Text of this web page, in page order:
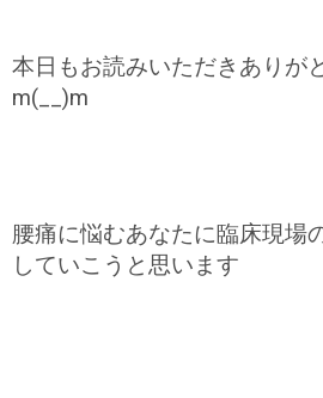
本日もお読みいただきありが
m(__)m
腰痛に悩むあなたに臨床現場
していこうと思います